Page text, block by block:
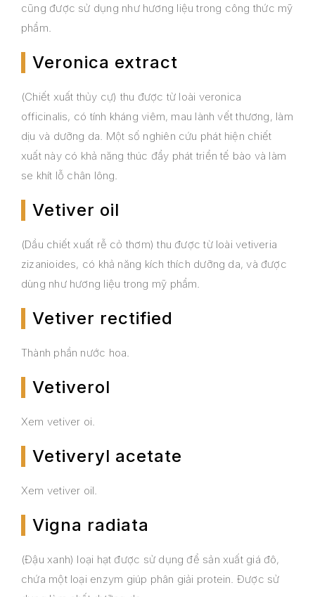
cũng được sử dụng như hương liệu trong công thức mỹ
phẩm.
Veronica extract
(Chiết xuất thủy cự) thu được từ loài veronica
officinalis, có tính kháng viêm, mau lành vết thương, làm
dịu và dưỡng da. Một số nghiên cứu phát hiện chiết
xuất này có khả năng thúc đẩy phát triển tế bào và làm
se khít lỗ chân lông.
Vetiver oil
(Dầu chiết xuất rễ cỏ thơm) thu được từ loài vetiveria
zizanioides, có khả năng kích thích dưỡng da, và được
dùng như hương liệu trong mỹ phẩm.
Vetiver rectified
Thành phần nước hoa.
Vetiverol
Xem vetiver oi.
Vetiveryl acetate
Xem vetiver oil.
Vigna radiata
(Đậu xanh) loại hạt được sử dụng để sản xuất giá đô,
chứa một loại enzym giúp phân giải protein. Được sử